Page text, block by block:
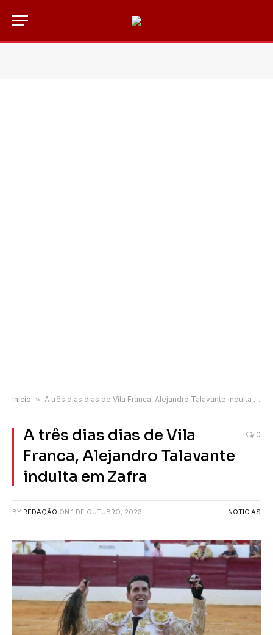
Início » A três dias dias de Vila Franca, Alejandro Talavante indulta em Zafra
A três dias dias de Vila
Franca, Alejandro Talavante
indulta em Zafra
0
BY REDAÇÃO ON 1 DE OUTUBRO, 2023 NOTICIAS